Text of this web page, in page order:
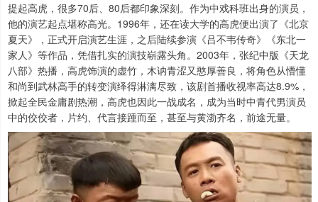
提起高虎，很多70后、80后都印象深刻。作为中戏科班出身的演员，
他的演艺起点堪称高光。1996年，还在读大学的高虎便出演了《北京
夏天》，正式开启演艺生涯，之后陆续参演《吕不韦传奇》《东北一
家人》等作品，凭借扎实的演技崭露头角。2003年，张纪中版《天龙
八部》热播，高虎饰演的虚竹，木讷青涩又憨厚善良，将角色从懵懂
和尚到武林高手的转变演绎得淋漓尽致，该剧首播收视率高达8.9%，
掀起全民金庸剧热潮，高虎也因此一战成名，成为当时中青代男演员
中的佼佼者，片约、代言接踵而至，甚至与黄渤齐名，前途无量。